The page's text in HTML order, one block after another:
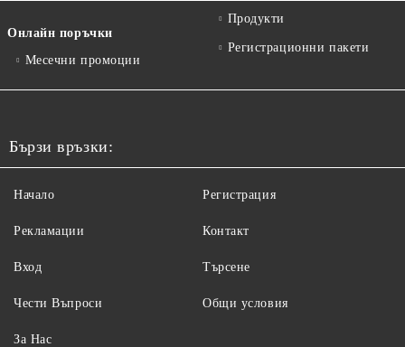
Онлайн поръчки
Месечни промоции
Продукти
Регистрационни пакети
Бързи връзки:
Начало
Рекламации
Вход
Чести Въпроси
Регистрация
Контакт
Търсене
Общи условия
За Нас